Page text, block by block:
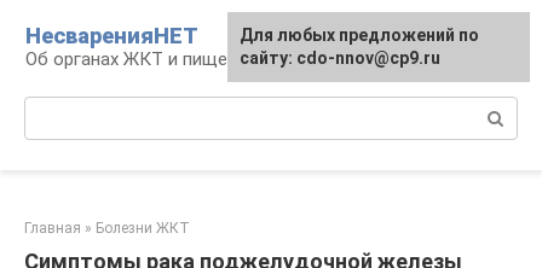
контенту
НесваренияНЕТ
Об органах ЖКТ и пищеварении
Главная » Болезни ЖКТ
Симптомы рака поджелудочной железы
Для любых предложений по
сайту: cdo-nnov@cp9.ru